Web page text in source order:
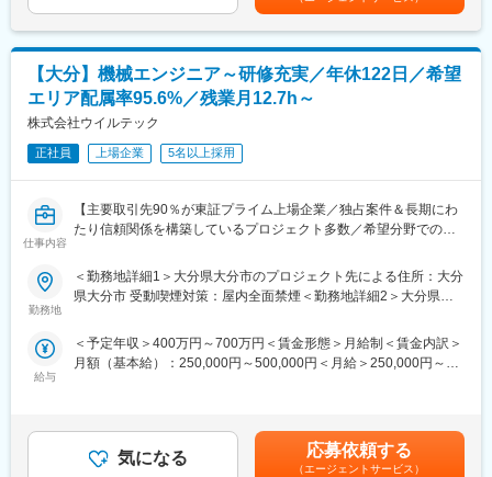
ジネス創出と既存事業の維持拡大を推進するため、これらを加速
いただける方を増員募集します。
■担当職務
ィング活動をご担当いただきます。
・成長著しいアジア市場やワールドワイドな商品企画およびマー
ケティング活動
・市場調査を通じた新規ビジネス創出および既存ビジネスの維持
拡大
■仕事の魅力
・世界中の顧客と直接コミュニケーションをとり、商品づくりに
・急速に拡大する半導体材料市場で、自らマーケティング戦略を
企画・実行できるダイナミックなやりがいを感じられる
【大分】機械エンジニア～研修充実／年休122日／希望
エリア配属率95.6%／残業月12.7h～
株式会社ウイルテック
正社員 上場企業 5名以上採用
仕事内容
【主要取引先90％が東証プライム上場企業／独占案件＆長期にわ
たり信頼関係を構築しているプロジェクト多数／希望分野での配
122日・プライベート重視の働き方◎】
■業務内容
発プロジェクトで設計を中心にエンジニア業務をお任せします。
経験に併せて上流の要件定義から基本設計、詳細設計まで各フェ
※1つの案件の期間は3～4年がほとんどですが、長い案件ですと10
年以上在籍しています。
勤務地
＜勤務地詳細1＞大分県大分市のプロジェクト先による住所：大分
県大分市 受動喫煙対策：屋内全面禁煙＜勤務地詳細2＞大分県国
屋内全面禁煙変更の範囲：会社の定める事業所
給与
＜予定年収＞400万円～700万円＜賃金形態＞月給制＜賃金内訳＞
月額（基本給）：250,000円～500,000円＜月給＞250,000円～
あくまでも目安の金額であり、選考を通じて上下する可能性があ
ります。月給(月額)は固定手当を含めた表記です。
気になる 応募依頼する
（エージェントサービス）